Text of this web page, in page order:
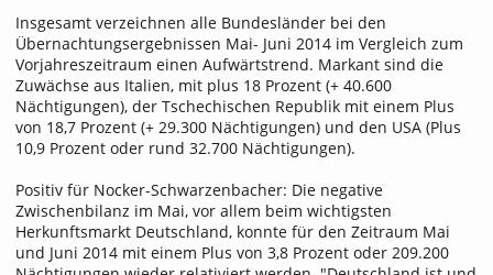
Insgesamt verzeichnen alle Bundesländer bei den
Übernachtungsergebnissen Mai- Juni 2014 im Vergleich zum
Vorjahreszeitraum einen Aufwärtstrend. Markant sind die
Zuwächse aus Italien, mit plus 18 Prozent (+ 40.600
Nächtigungen), der Tschechischen Republik mit einem Plus
von 18,7 Prozent (+ 29.300 Nächtigungen) und den USA (Plus
10,9 Prozent oder rund 32.700 Nächtigungen).
Positiv für Nocker-Schwarzenbacher: Die negative
Zwischenbilanz im Mai, vor allem beim wichtigsten
Herkunftsmarkt Deutschland, konnte für den Zeitraum Mai
und Juni 2014 mit einem Plus von 3,8 Prozent oder 209.200